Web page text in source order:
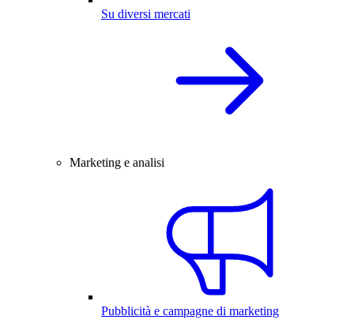
Su diversi mercati
Marketing e analisi
Pubblicità e campagne di marketing